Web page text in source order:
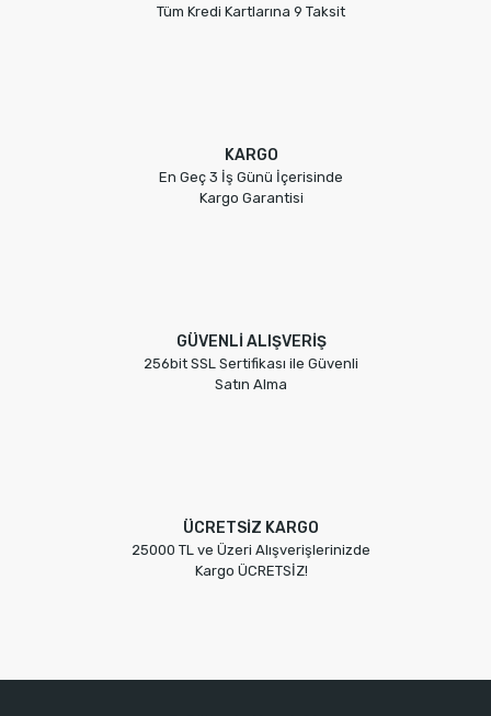
Tüm Kredi Kartlarına 9 Taksit
KARGO
En Geç 3 İş Günü İçerisinde
Kargo Garantisi
GÜVENLİ ALIŞVERİŞ
256bit SSL Sertifikası ile Güvenli
Satın Alma
ÜCRETSİZ KARGO
25000 TL ve Üzeri Alışverişlerinizde
Kargo ÜCRETSİZ!